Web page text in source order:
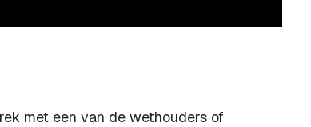
met een van de wethouders of